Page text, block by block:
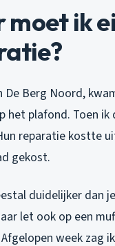
moet ik
De Berg Noord,
het plafond. Toen
reparatie kostte
gekost.
duidelijker dan
let ook op een
week zag